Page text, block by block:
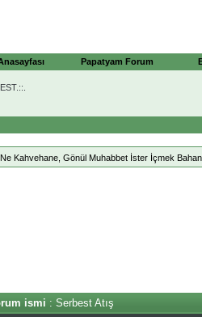
Papatyam Forum
Kahvehane, Gönül Muhabbet İster İçmek
ismi : Serbest Atış